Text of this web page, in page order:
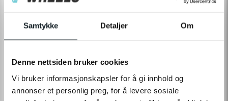
Samtykke Detaljer Om
Denne nettsiden bruker cookies
Vi bruker informasjonskapsler for å gi innhold og
annonser et personlig preg, for å levere sosiale
VARIANTS
6.690,-
Levering
På lager
Click & Collect
Tilgængelig i 1 butiker